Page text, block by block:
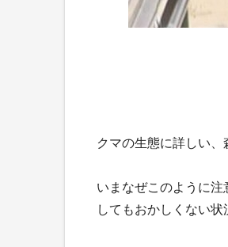
クマの生態に詳しい、
いまなぜこのように
してもおかしくない状